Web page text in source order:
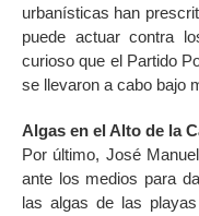
urbanísticas han
puede actuar contra
curioso que el Partido
se llevaron a cabo bajo
Algas en el Alto de la
Por último, José
ante los medios para
las algas de las